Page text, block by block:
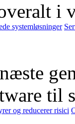
i
systemløsninger
og reducerer risici